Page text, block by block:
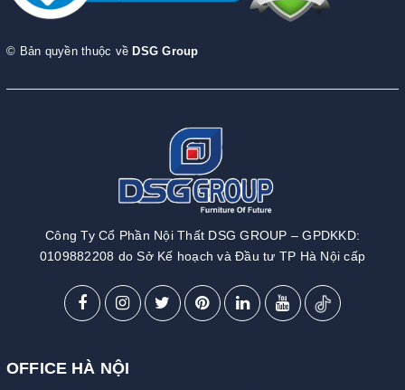
© Bản quyền thuộc về DSG Group
Công Ty Cổ Phần Nội Thất DSG GROUP – GPDKKD:
0109882208 do Sở Kế hoạch và Đầu tư TP Hà Nội cấp
OFFICE HÀ NỘI